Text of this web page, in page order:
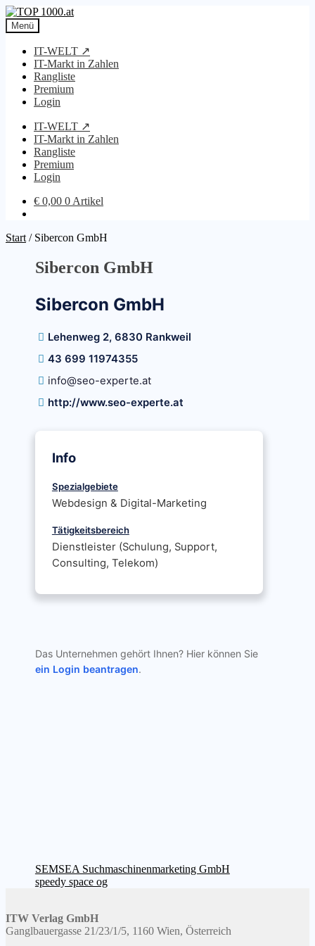
Zur
Navigation
springen
Zum
Inhalt
springen
Menü
IT-WELT ↗
IT-Markt in Zahlen
Rangliste
Premium
Login
IT-WELT ↗
IT-Markt in Zahlen
Rangliste
Premium
Login
€ 0,00 0 Artikel
Start / Sibercon GmbH
Sibercon GmbH
Sibercon GmbH
Lehenweg 2, 6830 Rankweil
43 699 11974355
info@seo-experte.at
http://www.seo-experte.at
Info
Spezialgebiete
Webdesign & Digital-Marketing
Tätigkeitsbereich
Dienstleister (Schulung, Support,
Consulting, Telekom)
Das Unternehmen gehört Ihnen? Hier können Sie
ein Login beantragen.
Beitragsnavigation
Vorheriger
Beitrag:
SEMSEA Suchmaschinenmarketing GmbH
Nächster
speedy space og
ITW Verlag GmbH
Ganglbauergasse 21/23/1/5, 1160 Wien, Österreich